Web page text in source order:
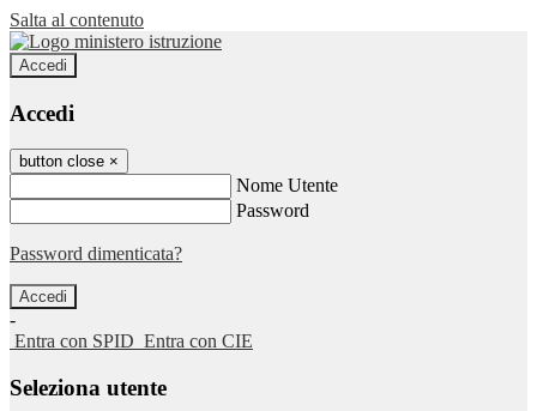
Salta al contenuto
Accedi
Accedi
button close ×
Nome Utente
Password
Password dimenticata?
-
Entra con SPID Entra con CIE
Seleziona utente